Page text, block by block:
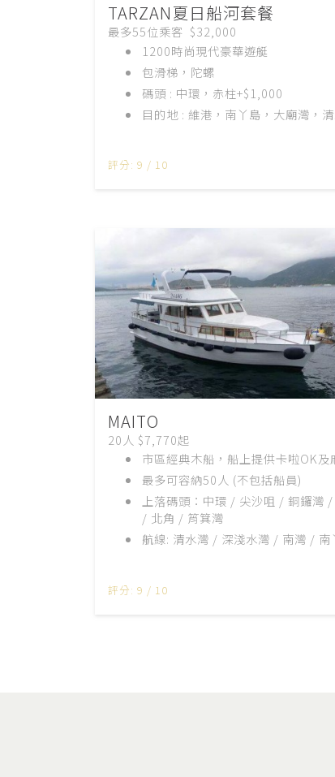
TARZAN夏日船河套餐
最多55位乘客 $32,000
1200時尚現代豪華遊艇
包滑梯， 陀螺
碼頭 : 中環，赤柱+$1,000
目的地 : 維港，南丫島，大廟灣，
評分: 9 / 10
MAITO
20人 $7,770起
市區經典木船，船上提供卡啦OK及
最多可容納50人 (不包括船員)
上落碼頭：中環 / 尖沙咀 / 銅鑼灣
/ 北角 / 筲箕灣
航線: 清水灣 / 深淺水灣 / 南灣 / 南
評分: 9 / 10